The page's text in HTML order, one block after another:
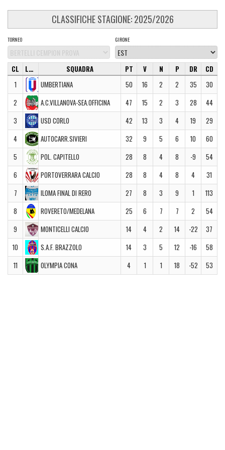
CLASSIFICHE STAGIONE: 2025/2026
TORNEO GIRONE
CL LOGO SQUADRA PT V N P DR
CD
1
UMBERTIANA 50 16 2 2 35
30
2
A.C.VILLANOVA-SEA.OFFICINA 47 15 2 3 28
44
3
USD CORLO 42 13 3 4 19
29
4
AUTOCARR.SIVIERI 32 9 5 6 10
60
5
POL. CAPITELLO 28 8 4 8 -9
54
6
PORTOVERRARA CALCIO 28 8 4 8 4
31
7
ILOMA FINAL DI RERO 27 8 3 9 1
113
8
ROVERETO/MEDELANA 25 6 7 7 2
54
9
MONTICELLI CALCIO 14 4 2 14 -22
37
10
S.A.F. BRAZZOLO 14 3 5 12 -16
58
11
OLYMPIA CONA 4 1 1 18 -52 53